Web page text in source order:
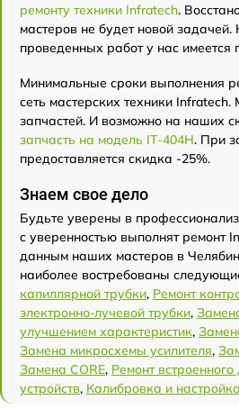
ремонту техники Infratech.
мастеров не будет новой
проведенных работ у нас имеется
Минимальные сроки выполнения
сеть мастерских техники
запчастей. И возможно на наших
запчасть на модель IT-404H. При
предоставляется скидка -25%.
Знаем свое дело
Будьте уверены в
с уверенностью выполнят ремонт
данным наших мастеров в
наиболее востребованы
капиллярной трубки, Ремонт
электронно-лучевой трубки,
улучшением характеристик,
Замена микросхемы усилителя,
Замена CORE, Ремонт
устройств, Калибровка и